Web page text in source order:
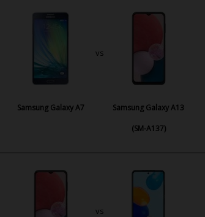
Samsung Galaxy A7
vs
Samsung Galaxy A13
(SM-A137)
vs